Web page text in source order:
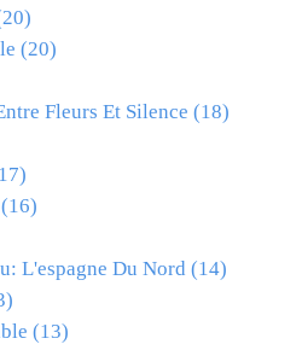
(20)
Fleurs Et Silence (18)
(16)
L'espagne Du Nord (14)
(13)